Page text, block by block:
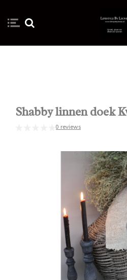
Shabby linnen doek
0 reviews